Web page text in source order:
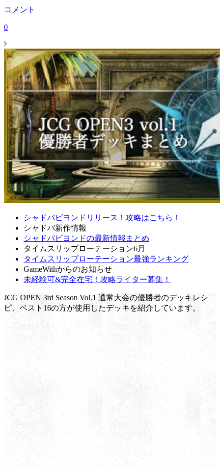
コメント
0
シャドバビヨンドリリース！攻略はこちら！
シャドバ新作情報
シャドバビヨンドの最新情報まとめ
タイムスリップローテーション6月
タイムスリップローテーション最強ランキング
GameWithからのお知らせ
未経験可&完全在宅！攻略ライター募集！
JCG OPEN 3rd Season Vol.1 通常大会の優勝者のデッキレシ
ピ、ベスト16の方が使用したデッキを紹介しています。